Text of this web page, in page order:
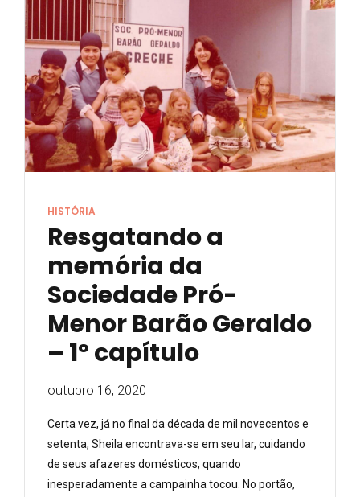
HISTÓRIA
Resgatando a
memória da
Sociedade Pró-
Menor Barão Geraldo
– 1º capítulo
outubro 16, 2020
Certa vez, já no final da década de mil novecentos e
setenta, Sheila encontrava-se em seu lar, cuidando
de seus afazeres domésticos, quando
inesperadamente a campainha tocou. No portão,